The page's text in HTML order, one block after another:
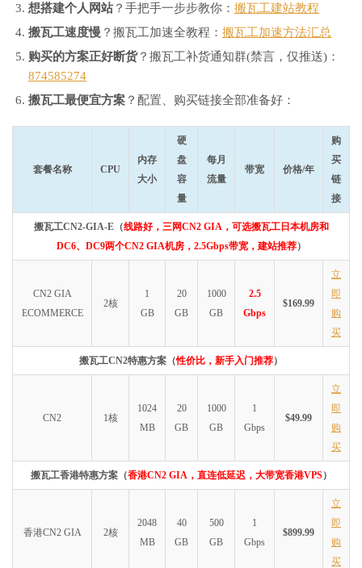
想搭建个人网站？手把手一步步教你： 搬瓦工建站教程
搬瓦工速度慢 ？搬瓦工加速全教程： 搬瓦工加速方法汇总
购买的方案正好断货？搬瓦工补货通知群(禁言，仅推送)：
874585274
搬瓦工最便宜方案 ？配置、购买链接全部准备好：
套餐名称 CPU
内存
大小
硬
盘
容
量
每月
流量
带宽 价格/年
购
买
链
接
搬瓦工CN2-GIA-E（线路好，三网CN2 GIA，可选搬瓦工日本机房和
DC6、DC9两个CN2 GIA机房，2.5Gbps带宽，建站推荐）
CN2 GIA
ECOMMERCE
2核
1
GB
20
GB
1000
GB
2.5
Gbps
$169.99
立
即
购
买
搬瓦工CN2特惠方案（性价比，新手入门推荐）
CN2 1核
1024
MB
20
GB
1000
GB
1
Gbps
$49.99
立
即
购
买
搬瓦工香港特惠方案（香港CN2 GIA，直连低延迟，大带宽香港VPS）
香港CN2 GIA 2核
2048
MB
40
GB
500
GB
1
Gbps
$899.99
立
即
购
买